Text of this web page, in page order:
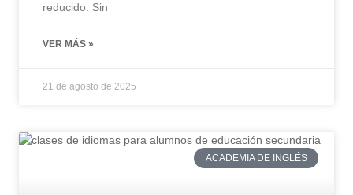
reducido. Sin
VER MÁS »
21 de agosto de 2025
ACADEMIA DE INGLÉS